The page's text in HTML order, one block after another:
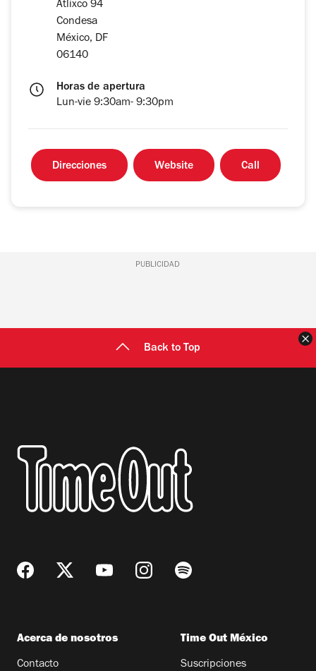
Atlixco 94
Condesa
México, DF
06140
Horas de apertura
Lun-vie 9:30am- 9:30pm
Direcciones Website Call
PUBLICIDAD
Back to Top
Acerca de nosotros
Contacto
Time Out México
Suscripciones